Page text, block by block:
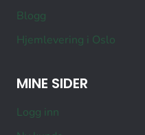
Blogg
Hjemlevering i Oslo
MINE SIDER
Logg inn